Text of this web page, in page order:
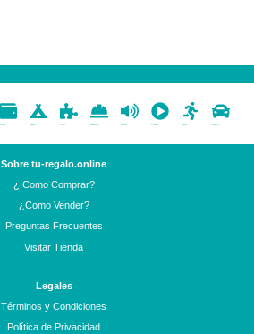
Sobre tu-regalo.online
¿ Como Comprar?
¿Como Vender?
Preguntas Frecuentes
Visitar Tienda
Legales
Términos y Condiciones
Política de Privacidad